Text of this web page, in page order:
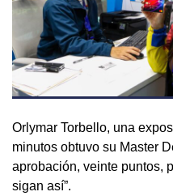
Orlymar Torbello, una
minutos obtuvo su Master
aprobación, veinte puntos,
sigan así”.